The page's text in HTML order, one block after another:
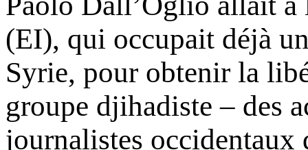
(EI), qui occupait déjà
Syrie, pour obtenir la
groupe djihadiste – des
journalistes occidentaux